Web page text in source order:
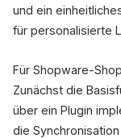
und ein
für personalisierte
Für Shopware-
Zunächst die
über ein Plugin
die